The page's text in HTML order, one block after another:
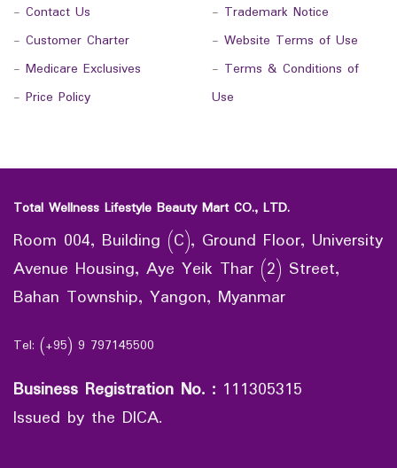
- Contact Us
- Customer Charter
- Medicare Exclusives
- Price Policy
- Trademark Notice
- Website Terms of Use
- Terms & Conditions of
Use
Total Wellness Lifestyle Beauty Mart CO., LTD.
Room 004, Building (C), Ground Floor, University
Avenue Housing, Aye Yeik Thar (2) Street,
Bahan Township, Yangon, Myanmar
Tel: (+95) 9 797145500
Business Registration No. : 111305315
Issued by the DICA.